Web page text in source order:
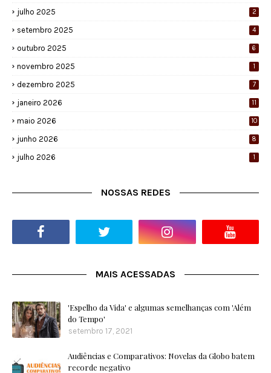
julho 2025 2
setembro 2025 4
outubro 2025 6
novembro 2025 1
dezembro 2025 7
janeiro 2026 11
maio 2026 10
junho 2026 8
julho 2026 1
NOSSAS REDES
MAIS ACESSADAS
'Espelho da Vida' e algumas semelhanças com 'Além
do Tempo'
setembro 17, 2021
Audiências e Comparativos: Novelas da Globo batem
recorde negativo